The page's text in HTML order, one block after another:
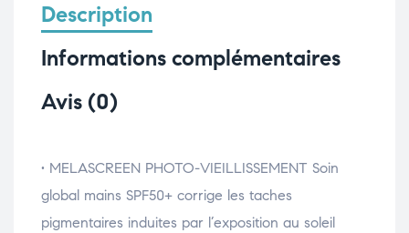
Description
Informations complémentaires
Avis (0)
• MELASCREEN PHOTO-VIEILLISSEMENT Soin
global mains SPF50+ corrige les taches
pigmentaires induites par l’exposition au soleil